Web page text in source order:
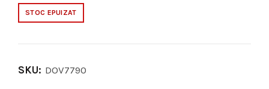
STOC EPUIZAT
SKU: DOV7790